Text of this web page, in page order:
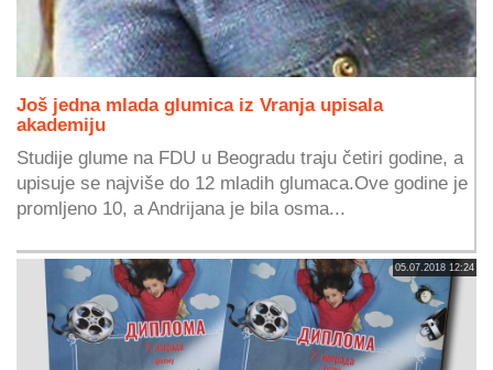
Još jedna mlada glumica iz Vranja upisala
akademiju
Studije glume na FDU u Beogradu traju četiri godine, a
upisuje se najviše do 12 mladih glumaca.Ove godine je
promljeno 10, a Andrijana je bila osma...
05.07.2018 12:24